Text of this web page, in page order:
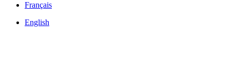
Français
English